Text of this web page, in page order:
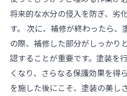
将来的な水分の侵入を防ぎ、劣
す。 次に、補修が終わったら、
の際、補修した部分がしっかり
認することが重要です。塗装を
くなり、さらなる保護効果を得
を施した後にこそ、塗装の美し